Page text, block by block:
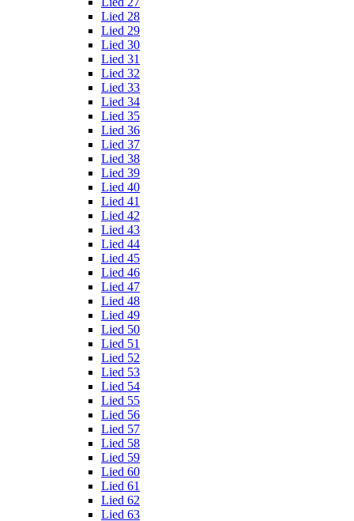
Lied 28
Lied 29
Lied 30
Lied 31
Lied 32
Lied 33
Lied 34
Lied 35
Lied 36
Lied 37
Lied 38
Lied 39
Lied 40
Lied 41
Lied 42
Lied 43
Lied 44
Lied 45
Lied 46
Lied 47
Lied 48
Lied 49
Lied 50
Lied 51
Lied 52
Lied 53
Lied 54
Lied 55
Lied 56
Lied 57
Lied 58
Lied 59
Lied 60
Lied 61
Lied 62
Lied 63